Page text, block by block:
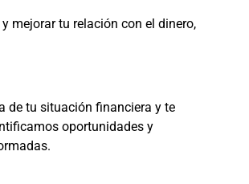
mejorar tu relación con el dinero,
de tu situación financiera y te
oportunidades y